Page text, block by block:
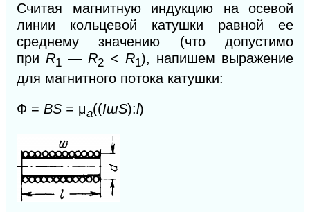
Считая магнитную индукцию на осевой
линии кольцевой катушки равной ее
среднему значению (что допустимо
приR1 —R2 < R1), напишем выражение
для магнитного потока катушки:
Ф = BS = μа((IɯS):l)